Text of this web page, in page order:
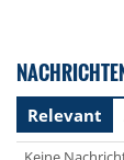
Relevant